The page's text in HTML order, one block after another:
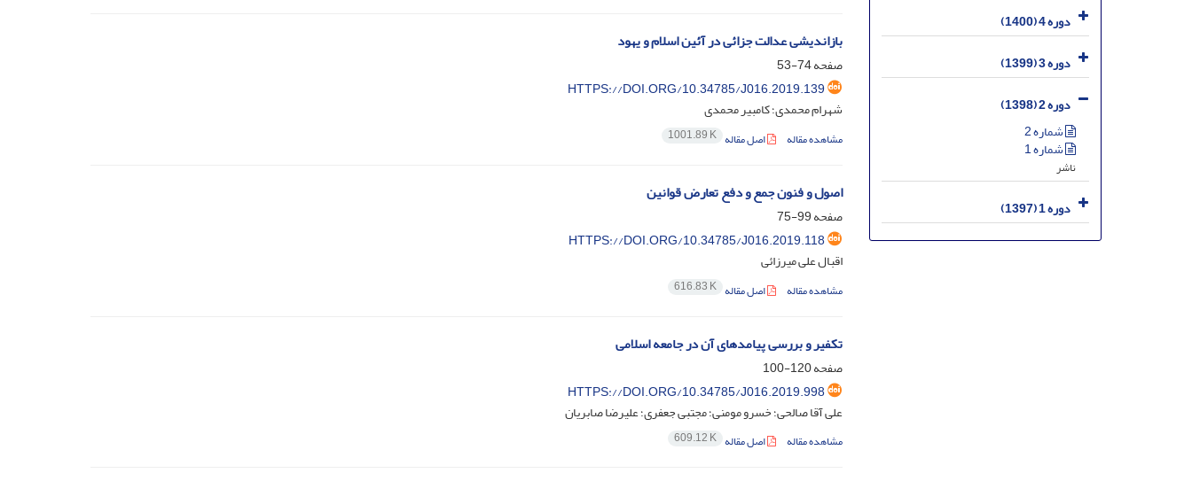
بازاندیشی عدالت جزائی در آئین اسلام و یهود
صفحه74-53
HTTPS://DOI.ORG/10.34785/J016.2019.139
شهرام محمدی؛ کامبیر محمدی
مشاهده مقاله اصل مقاله 1001.89 K
اصول و فنون جمع و دفع تعارض قوانین
صفحه99-75
HTTPS://DOI.ORG/10.34785/J016.2019.118
اقبال علی میرزائی
مشاهده مقاله اصل مقاله 616.83 K
تکفیر و بررسی پیامدهای آن در جامعه اسلامی
صفحه120-100
HTTPS://DOI.ORG/10.34785/J016.2019.998
علی آقا صالحی؛ خسرو مومنی؛ مجتبی جعفری؛ علیرضا صابریان
مشاهده مقاله اصل مقاله 609.12 K
دوره 4 (1400)
دوره 3 (1399)
دوره 2 (1398)
شماره 2
شماره 1
ناشر
دوره 1 (1397)